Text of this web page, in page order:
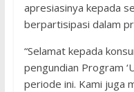
apresiasinya kepada
berpartisipasi dalam
“Selamat kepada
pengundian Program
periode ini. Kami juga